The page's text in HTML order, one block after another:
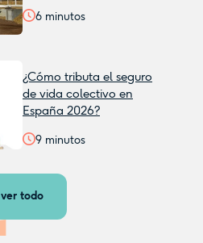
6 minutos
¿Cómo tributa el seguro
de vida colectivo en
España 2026?
9 minutos
ver todo